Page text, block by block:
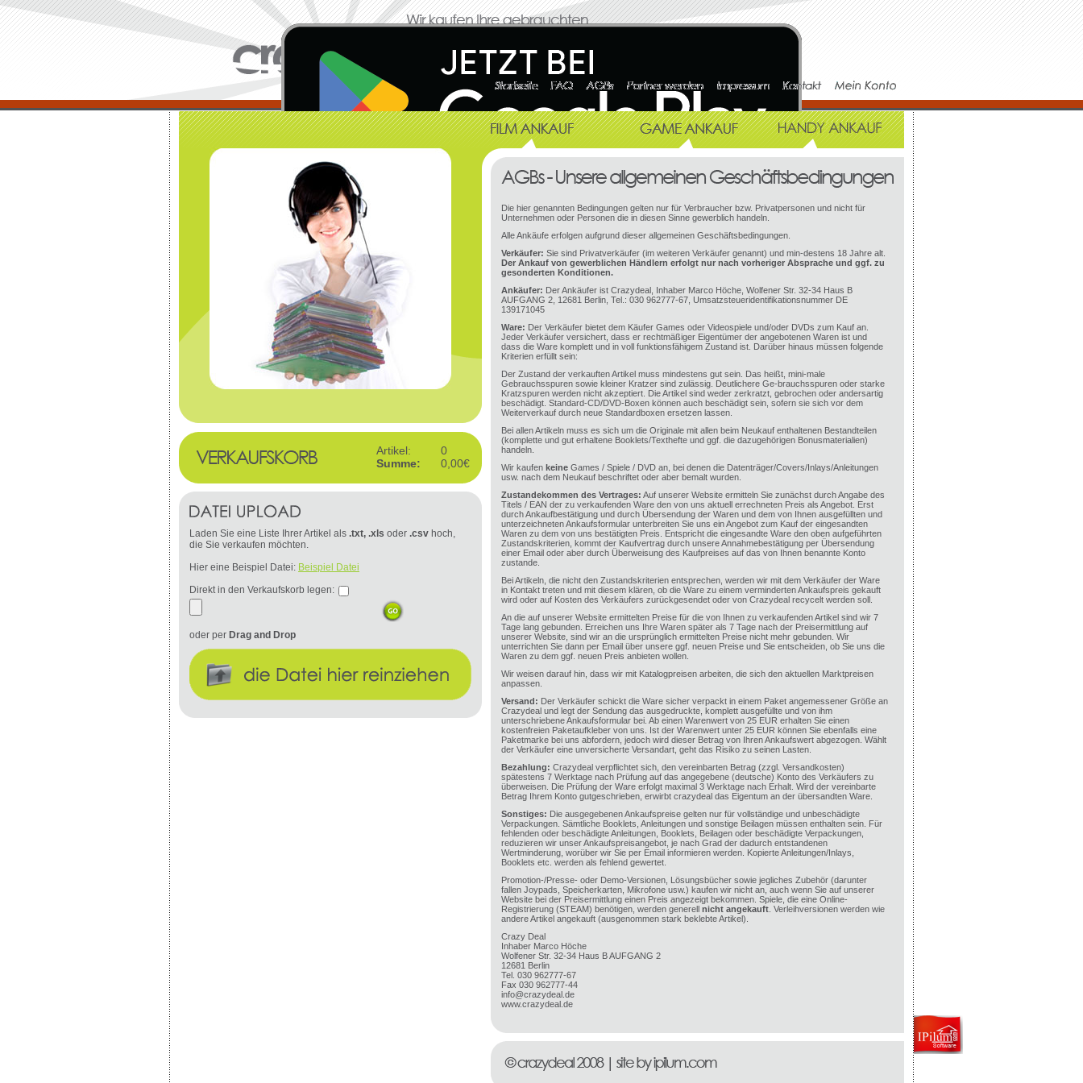
Die hier genannten Bedingungen gelten nur für Verbraucher bzw. Privatpersonen und nicht für
Unternehmen oder Personen die in diesen Sinne gewerblich handeln.
Alle Ankäufe erfolgen aufgrund dieser allgemeinen Geschäftsbedingungen.
Verkäufer: Sie sind Privatverkäufer (im weiteren Verkäufer genannt) und min-destens 18 Jahre alt.
Der Ankauf von gewerblichen Händlern erfolgt nur nach vorheriger Absprache und ggf. zu
gesonderten Konditionen.
Ankäufer: Der Ankäufer ist Crazydeal, Inhaber Marco Höche, Wolfener Str. 32-34 Haus B
AUFGANG 2, 12681 Berlin, Tel.: 030 962777-67, Umsatzsteueridentifikationsnummer DE
139171045
Ware: Der Verkäufer bietet dem Käufer Games oder Videospiele und/oder DVDs zum Kauf an.
Jeder Verkäufer versichert, dass er rechtmäßiger Eigentümer der angebotenen Waren ist und
dass die Ware komplett und in voll funktionsfähigem Zustand ist. Darüber hinaus müssen folgende
Kriterien erfüllt sein:
Der Zustand der verkauften Artikel muss mindestens gut sein. Das heißt, mini-male
Gebrauchsspuren sowie kleiner Kratzer sind zulässig. Deutlichere Ge-brauchsspuren oder starke
Kratzspuren werden nicht akzeptiert. Die Artikel sind weder zerkratzt, gebrochen oder andersartig
beschädigt. Standard-CD/DVD-Boxen können auch beschädigt sein, sofern sie sich vor dem
Weiterverkauf durch neue Standardboxen ersetzen lassen.
Bei allen Artikeln muss es sich um die Originale mit allen beim Neukauf enthaltenen Bestandteilen
(komplette und gut erhaltene Booklets/Texthefte und ggf. die dazugehörigen Bonusmaterialien)
handeln.
Wir kaufen keine Games / Spiele / DVD an, bei denen die Datenträger/Covers/Inlays/Anleitungen
usw. nach dem Neukauf beschriftet oder aber bemalt wurden.
Zustandekommen des Vertrages: Auf unserer Website ermitteln Sie zunächst durch Angabe des
Titels / EAN der zu verkaufenden Ware den von uns aktuell errechneten Preis als Angebot. Erst
durch Ankaufbestätigung und durch Übersendung der Waren und dem von Ihnen ausgefüllten und
unterzeichneten Ankaufsformular unterbreiten Sie uns ein Angebot zum Kauf der eingesandten
Waren zu dem von uns bestätigten Preis. Entspricht die eingesandte Ware den oben aufgeführten
Zustandskriterien, kommt der Kaufvertrag durch unsere Annahmebestätigung per Übersendung
einer Email oder aber durch Überweisung des Kaufpreises auf das von Ihnen benannte Konto
zustande.
Bei Artikeln, die nicht den Zustandskriterien entsprechen, werden wir mit dem Verkäufer der Ware
in Kontakt treten und mit diesem klären, ob die Ware zu einem verminderten Ankaufspreis gekauft
wird oder auf Kosten des Verkäufers zurückgesendet oder von Crazydeal recycelt werden soll.
An die auf unserer Website ermittelten Preise für die von Ihnen zu verkaufenden Artikel sind wir 7
Tage lang gebunden. Erreichen uns Ihre Waren später als 7 Tage nach der Preisermittlung auf
unserer Website, sind wir an die ursprünglich ermittelten Preise nicht mehr gebunden. Wir
unterrichten Sie dann per Email über unsere ggf. neuen Preise und Sie entscheiden, ob Sie uns die
Waren zu dem ggf. neuen Preis anbieten wollen.
Wir weisen darauf hin, dass wir mit Katalogpreisen arbeiten, die sich den aktuellen Marktpreisen
anpassen.
Versand: Der Verkäufer schickt die Ware sicher verpackt in einem Paket angemessener Größe an
Crazydeal und legt der Sendung das ausgedruckte, komplett ausgefüllte und von ihm
unterschriebene Ankaufsformular bei. Ab einen Warenwert von 25 EUR erhalten Sie einen
kostenfreien Paketaufkleber von uns. Ist der Warenwert unter 25 EUR können Sie ebenfalls eine
Paketmarke bei uns abfordern, jedoch wird dieser Betrag von Ihren Ankaufswert abgezogen. Wählt
der Verkäufer eine unversicherte Versandart, geht das Risiko zu seinen Lasten.
Bezahlung: Crazydeal verpflichtet sich, den vereinbarten Betrag (zzgl. Versandkosten)
spätestens 7 Werktage nach Prüfung auf das angegebene (deutsche) Konto des Verkäufers zu
überweisen. Die Prüfung der Ware erfolgt maximal 3 Werktage nach Erhalt. Wird der vereinbarte
Betrag Ihrem Konto gutgeschrieben, erwirbt crazydeal das Eigentum an der übersandten Ware.
Sonstiges: Die ausgegebenen Ankaufspreise gelten nur für vollständige und unbeschädigte
Verpackungen. Sämtliche Booklets, Anleitungen und sonstige Beilagen müssen enthalten sein. Für
fehlenden oder beschädigte Anleitungen, Booklets, Beilagen oder beschädigte Verpackungen,
reduzieren wir unser Ankaufspreisangebot, je nach Grad der dadurch entstandenen
Wertminderung, worüber wir Sie per Email informieren werden. Kopierte Anleitungen/Inlays,
Booklets etc. werden als fehlend gewertet.
Promotion-/Presse- oder Demo-Versionen, Lösungsbücher sowie jegliches Zubehör (darunter
fallen Joypads, Speicherkarten, Mikrofone usw.) kaufen wir nicht an, auch wenn Sie auf unserer
Website bei der Preisermittlung einen Preis angezeigt bekommen. Spiele, die eine Online-
Registrierung (STEAM) benötigen, werden generell nicht angekauft . Verleihversionen werden wie
andere Artikel angekauft (ausgenommen stark beklebte Artikel).
Crazy Deal
Inhaber Marco Höche
Wolfener Str. 32-34 Haus B AUFGANG 2
12681 Berlin
Tel. 030 962777-67
Fax 030 962777-44
info@crazydeal.de
www.crazydeal.de
Artikel:
0
Summe:
0,00€
Laden Sie eine Liste Ihrer Artikel als .txt, .xls oder .csv hoch,
die Sie verkaufen möchten.
Hier eine Beispiel Datei: Beispiel Datei
Direkt in den Verkaufskorb legen:
oder per Drag and Drop